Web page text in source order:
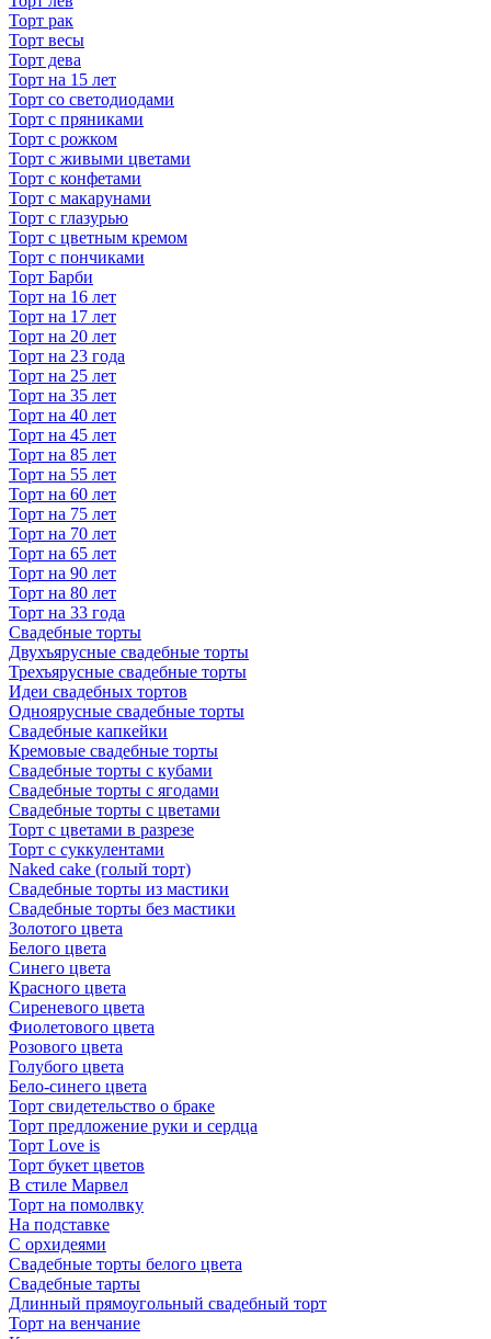
Торт рак
Торт весы
Торт дева
Торт на 15 лет
Торт со светодиодами
Торт с пряниками
Торт с рожком
Торт с живыми цветами
Торт с конфетами
Торт с макарунами
Торт с глазурью
Торт с цветным кремом
Торт с пончиками
Торт Барби
Торт на 16 лет
Торт на 17 лет
Торт на 20 лет
Торт на 23 года
Торт на 25 лет
Торт на 35 лет
Торт на 40 лет
Торт на 45 лет
Торт на 85 лет
Торт на 55 лет
Торт на 60 лет
Торт на 75 лет
Торт на 70 лет
Торт на 65 лет
Торт на 90 лет
Торт на 80 лет
Торт на 33 года
Свадебные торты
Двухъярусные свадебные торты
Трехъярусные свадебные торты
Идеи свадебных тортов
Одноярусные свадебные торты
Свадебные капкейки
Кремовые свадебные торты
Свадебные торты с кубами
Свадебные торты с ягодами
Свадебные торты с цветами
Торт с цветами в разрезе
Торт с суккулентами
Naked cake (голый торт)
Свадебные торты из мастики
Свадебные торты без мастики
Золотого цвета
Белого цвета
Синего цвета
Красного цвета
Сиреневого цвета
Фиолетового цвета
Розового цвета
Голубого цвета
Бело-синего цвета
Торт свидетельство о браке
Торт предложение руки и сердца
Торт Love is
Торт букет цветов
В стиле Марвел
Торт на помолвку
На подставке
С орхидеями
Свадебные торты белого цвета
Свадебные тарты
Длинный прямоугольный свадебный торт
Торт на венчание